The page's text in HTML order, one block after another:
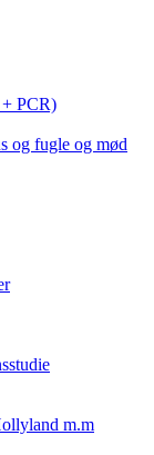
PCR)
og fugle og mød
m.m